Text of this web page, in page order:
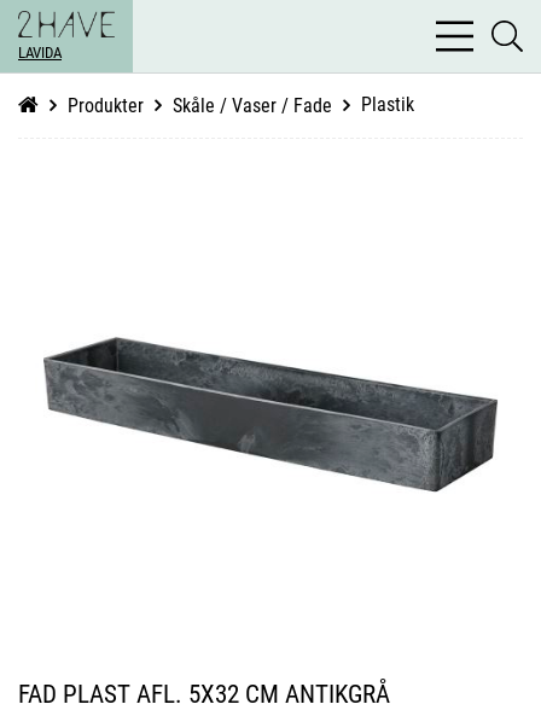
LAVIDA
bars
light
Produkter Skåle / Vaser / Fade Plastik
FAD PLAST AFL. 5X32 CM ANTIKGRÅ